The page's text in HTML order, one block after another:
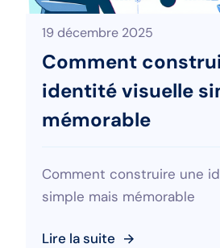
19 décembre 2025
Comment
identité visuelle
mémorable
Comment construire une
simple mais mémorable
Lire la suite